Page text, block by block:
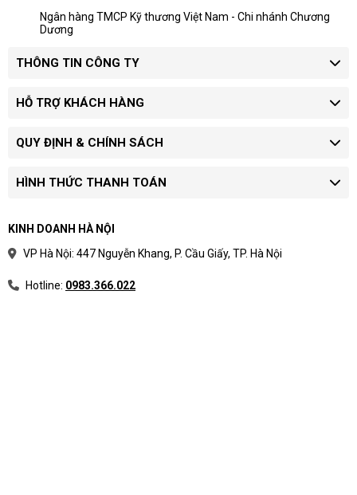
Ngân hàng TMCP Kỹ thương Việt Nam - Chi nhánh Chương
Dương
THÔNG TIN CÔNG TY
HỖ TRỢ KHÁCH HÀNG
QUY ĐỊNH & CHÍNH SÁCH
HÌNH THỨC THANH TOÁN
KINH DOANH HÀ NỘI
VP Hà Nội: 447 Nguyễn Khang, P. Cầu Giấy, TP. Hà Nội
Hotline: 0983.366.022